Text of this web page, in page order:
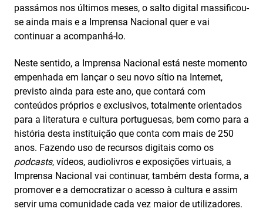
passámos nos últimos meses, o salto digital massificou-
se ainda mais e a Imprensa Nacional quer e vai
continuar a acompanhá-lo.
Neste sentido, a Imprensa Nacional está neste momento
empenhada em lançar o seu novo sítio na Internet,
previsto ainda para este ano, que contará com
conteúdos próprios e exclusivos, totalmente orientados
para a literatura e cultura portuguesas, bem como para a
história desta instituição que conta com mais de 250
anos. Fazendo uso de recursos digitais como os
podcasts, vídeos, audiolivros e exposições virtuais, a
Imprensa Nacional vai continuar, também desta forma, a
promover e a democratizar o acesso à cultura e assim
servir uma comunidade cada vez maior de utilizadores.